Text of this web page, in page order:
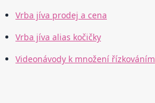
Vrba jíva prodej a cena
Vrba jíva alias kočičky
Videonávody k množení řízkováním